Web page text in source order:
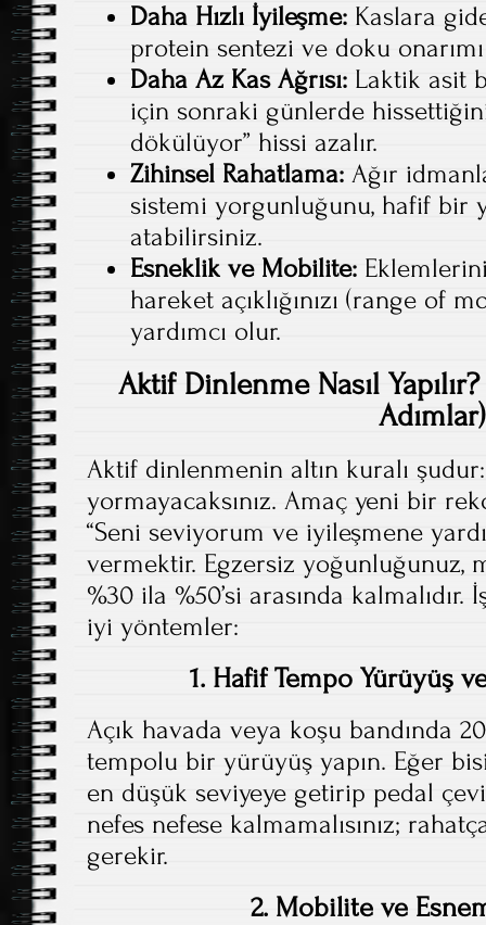
Daha Hızlı İyileşme: Kaslara
protein sentezi ve doku onarımı
Daha Az Kas Ağrısı: Laktik asit
için sonraki günlerde
dökülüyor” hissi azalır.
Zihinsel Rahatlama: Ağır
sistemi yorgunluğunu, hafif bir
atabilirsiniz.
Esneklik ve Mobilite:
hareket açıklığınızı (range of
yardımcı olur.
Aktif Dinlenme Nasıl
Adımlar)
Aktif dinlenmenin altın kuralı
yormayacaksınız. Amaç yeni bir
“Seni seviyorum ve iyileşmene
vermektir. Egzersiz yoğunluğunuz,
%30 ila %50’si arasında
iyi yöntemler:
1. Hafif Tempo Yürüyüş
Açık havada veya koşu bandında
tempolu bir yürüyüş yapın. Eğer
en düşük seviyeye getirip pedal
nefes nefese kalmamalısınız;
gerekir.
2. Mobilite ve